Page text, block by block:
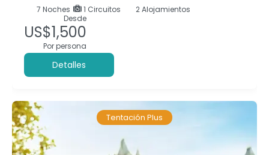
7 Noches 1 Circuitos
2 Alojamientos
Desde
US$1,500
Por persona
Detalles
Tentación Plus